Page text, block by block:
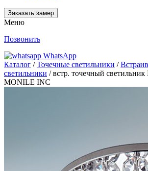
Заказать замер
Меню
Позвонить
WhatsApp
Каталог /Точечные светильники /
светильники / встр. точечный светильник
MONILE INC